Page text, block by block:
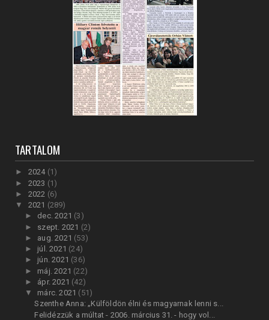
TARTALOM
► 2024 (1)
► 2023 (1)
► 2022 (6)
▼ 2021 (289)
► dec. 2021 (3)
► szept. 2021 (2)
► aug. 2021 (53)
► júl. 2021 (24)
► jún. 2021 (36)
► máj. 2021 (22)
► ápr. 2021 (42)
▼ márc. 2021 (51)
Szenthe Anna: „Külföldön élni és magyarnak lenni s...
Felidézzük a múltat - 2006. március 31. - hogy vol...